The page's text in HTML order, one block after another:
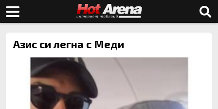
Азис си легна с Меди